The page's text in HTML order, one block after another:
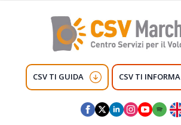
CSV TI GUIDA CSV TI INFORMA